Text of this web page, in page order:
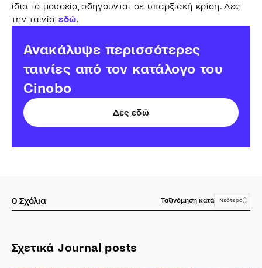
ίδιο το μουσείο, οδηγούνται σε υπαρξιακή κρίση. Δες
την ταινία εδώ.
Ανακάλυψε περισσότερες
ταινίες από τον κατάλογο του
Cinobo
Δες εδώ
0 Σχόλια Ταξινόμηση κατά Νεότερο
Σχετικά Journal posts